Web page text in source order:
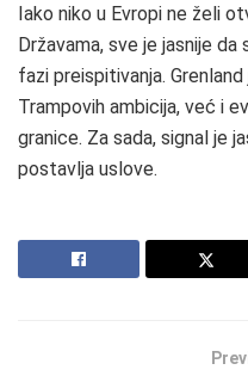
Iako niko u Evropi ne želi
Državama, sve je jasnije
fazi preispitivanja.
Trampovih ambicija, već i
granice. Za sada, signal je
postavlja uslove.